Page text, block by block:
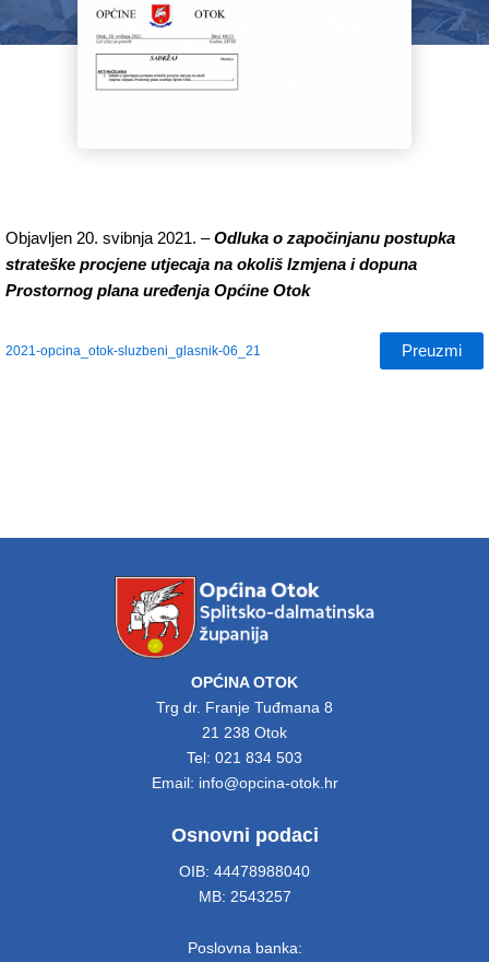
Objavljen 20. svibnja 2021. –Odluka o započinjanu postupka
strateške procjene utjecaja na okoliš Izmjena i dopuna
Prostornog plana uređenja Općine Otok
2021-opcina_otok-sluzbeni_glasnik-06_21 Preuzmi
OPĆINA OTOK
Trg dr. Franje Tuđmana 8
21 238 Otok
Tel: 021 834 503
Email: info@opcina-otok.hr
Osnovni podaci
OIB: 44478988040
MB: 2543257
Poslovna banka: